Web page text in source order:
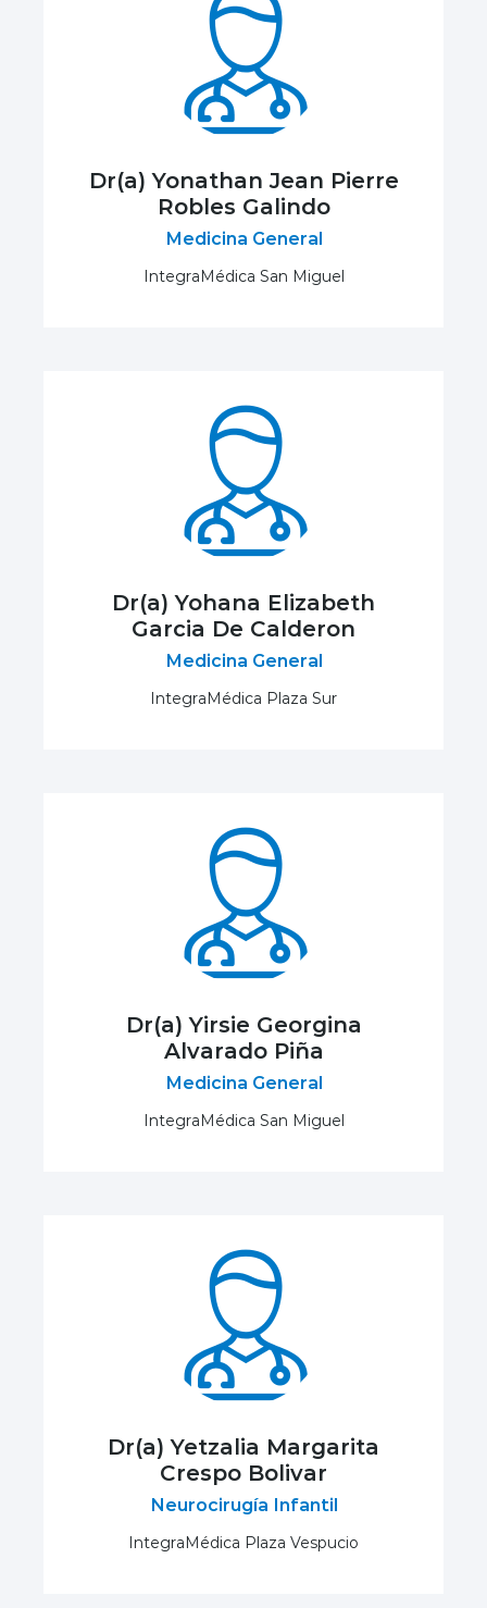
Dr(a) Yonathan Jean Pierre
Robles Galindo
Medicina General
IntegraMédica San Miguel
Dr(a) Yohana Elizabeth
Garcia De Calderon
Medicina General
IntegraMédica Plaza Sur
Dr(a) Yirsie Georgina
Alvarado Piña
Medicina General
IntegraMédica San Miguel
Dr(a) Yetzalia Margarita
Crespo Bolivar
Neurocirugía Infantil
IntegraMédica Plaza Vespucio